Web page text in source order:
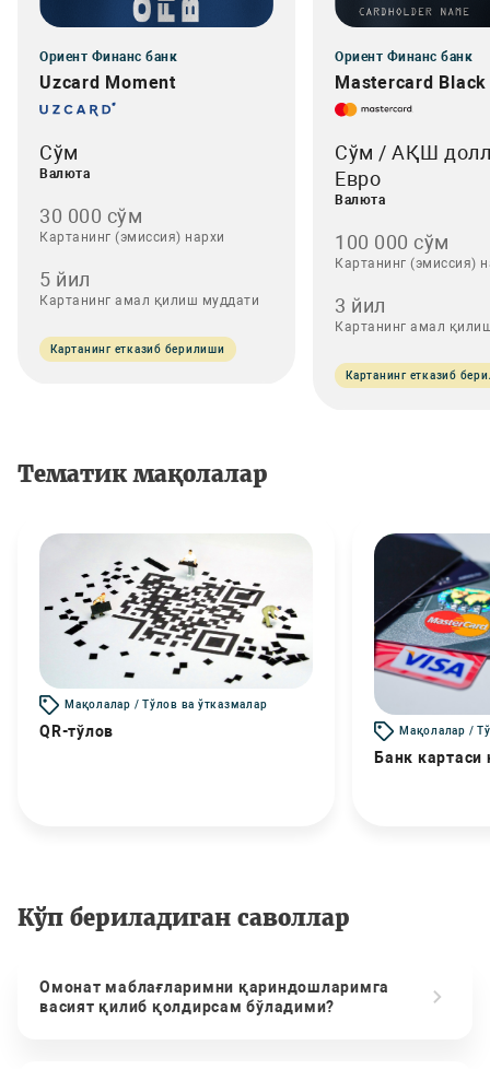
Ориент Финанс банк
Uzcard Moment
Сўм
Валюта
30 000 сўм
Картанинг (эмиссия) нархи
5 йил
Картанинг амал қилиш муддати
Картанинг етказиб берилиши
Ориент Финанс банк
Mastercard
Сўм / АҚШ
Евро
Валюта
100 000 сўм
Картанинг (эмиссия)
3 йил
Картанинг амал
Картанинг етказиб
Тематик мақолалар
Мақолалар / Тўлов ва ўтказмалар
QR-тўлов Мақолалар /
Банк картаси
Кўп бериладиган саволлар
Омонат маблағларимни қариндошларимга
васият қилиб қолдирсам бўладими?